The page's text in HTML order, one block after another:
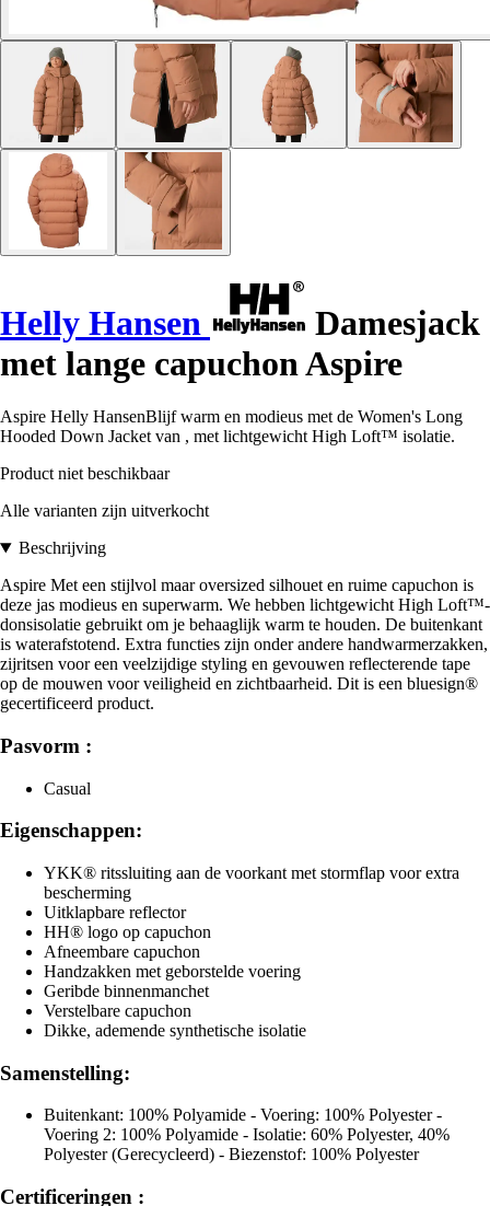
Helly Hansen
Damesjack
met lange capuchon Aspire
Aspire Helly HansenBlijf warm en modieus met de Women's Long
Hooded Down Jacket van , met lichtgewicht High Loft™ isolatie.
Product niet beschikbaar
Alle varianten zijn uitverkocht
Beschrijving
Aspire Met een stijlvol maar oversized silhouet en ruime capuchon is
deze jas modieus en superwarm. We hebben lichtgewicht High Loft™-
donsisolatie gebruikt om je behaaglijk warm te houden. De buitenkant
is waterafstotend. Extra functies zijn onder andere handwarmerzakken,
zijritsen voor een veelzijdige styling en gevouwen reflecterende tape
op de mouwen voor veiligheid en zichtbaarheid. Dit is een bluesign®
gecertificeerd product.
Pasvorm :
Casual
Eigenschappen:
YKK® ritssluiting aan de voorkant met stormflap voor extra
bescherming
Uitklapbare reflector
HH® logo op capuchon
Afneembare capuchon
Handzakken met geborstelde voering
Geribde binnenmanchet
Verstelbare capuchon
Dikke, ademende synthetische isolatie
Samenstelling:
Buitenkant: 100% Polyamide - Voering: 100% Polyester -
Voering 2: 100% Polyamide - Isolatie: 60% Polyester, 40%
Polyester (Gerecycleerd) - Biezenstof: 100% Polyester
Certificeringen :